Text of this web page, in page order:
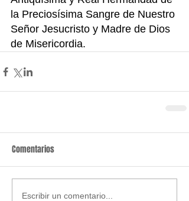
la Preciosísima Sangre de Nuestro
Señor Jesucristo y Madre de Dios
de Misericordia.
Comentarios
Escribir un comentario...